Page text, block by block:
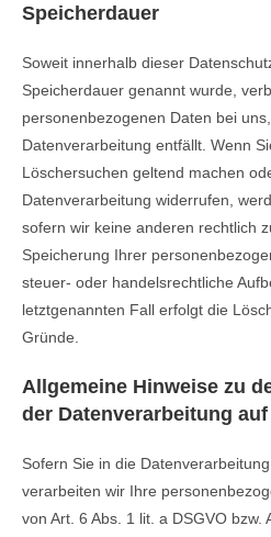
Speicherdauer
Soweit innerhalb dieser
Speicherdauer genannt wurde,
personenbezogenen Daten bei
Datenverarbeitung entfällt. Wenn
Löschersuchen geltend machen
Datenverarbeitung widerrufen,
sofern wir keine anderen rechtlich
Speicherung Ihrer
steuer- oder handelsrechtliche
letztgenannten Fall erfolgt die
Gründe.
Allgemeine Hinweise zu
der Datenverarbeitung
Sofern Sie in die
verarbeiten wir Ihre
von Art. 6 Abs. 1 lit. a DSGVO bzw.